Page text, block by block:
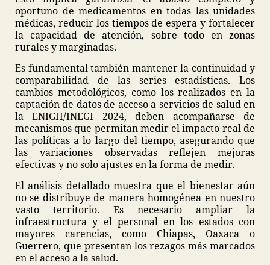
oportuno de medicamentos en todas las unidades
médicas, reducir los tiempos de espera y fortalecer
la capacidad de atención, sobre todo en zonas
rurales y marginadas.
Es fundamental también mantener la continuidad y
comparabilidad de las series estadísticas. Los
cambios metodológicos, como los realizados en la
captación de datos de acceso a servicios de salud en
la ENIGH/INEGI 2024, deben acompañarse de
mecanismos que permitan medir el impacto real de
las políticas a lo largo del tiempo, asegurando que
las variaciones observadas reflejen mejoras
efectivas y no solo ajustes en la forma de medir.
El análisis detallado muestra que el bienestar aún
no se distribuye de manera homogénea en nuestro
vasto territorio. Es necesario ampliar la
infraestructura y el personal en los estados con
mayores carencias, como Chiapas, Oaxaca o
Guerrero, que presentan los rezagos más marcados
en el acceso a la salud.